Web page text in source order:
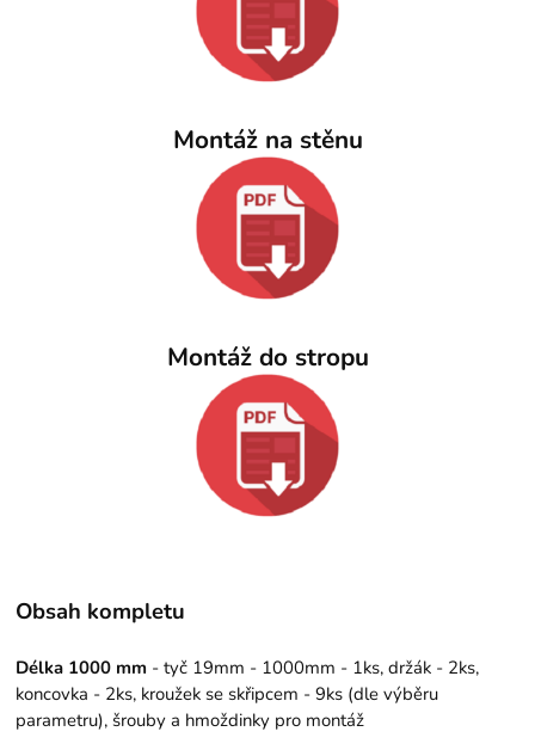
Montáž na stěnu
Montáž do stropu
Obsah kompletu
Délka 1000 mm - tyč 19mm - 1000mm - 1ks, držák - 2ks,
koncovka - 2ks, kroužek se skřipcem - 9ks (dle výběru
parametru), šrouby a hmoždinky pro montáž